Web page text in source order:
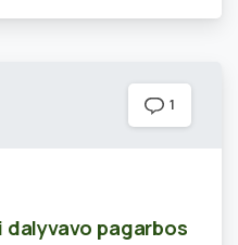
1
dalyvavo pagarbos